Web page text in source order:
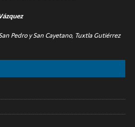
Pedro y San Cayetano, Tuxtla Gutiérrez